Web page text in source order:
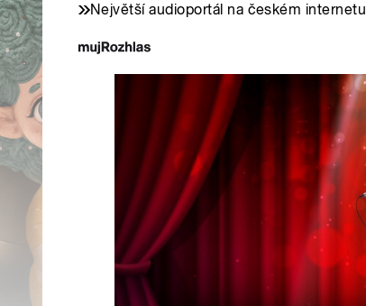
Největší audioportál na českém internetu